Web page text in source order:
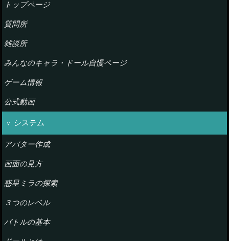
トップページ
質問所
雑談所
みんなのキャラ・ドール自慢ページ
ゲーム情報
公式動画
システム
アバター作成
画面の見方
惑星ミラの探索
３つのレベル
バトルの基本